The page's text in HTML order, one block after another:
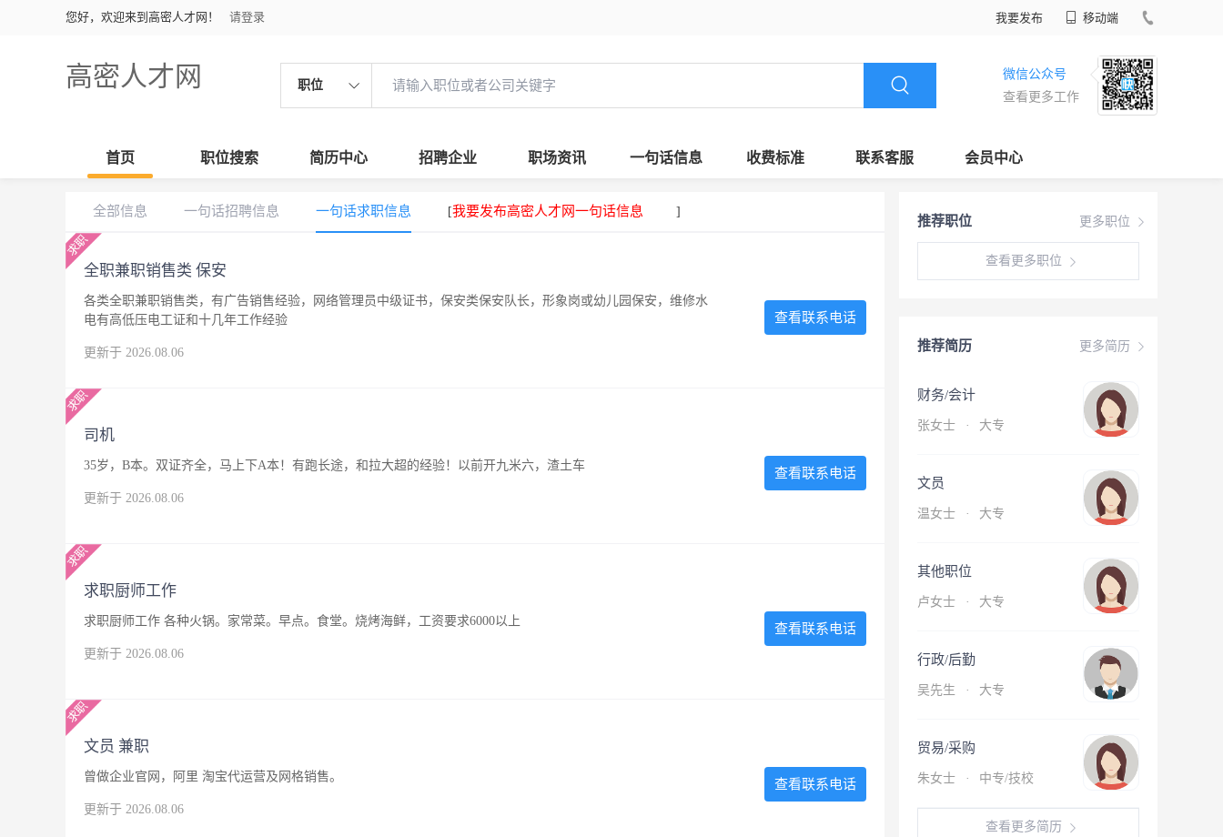
您好，欢迎来到高密人才网！ 请登录 我要发布 移动端
高密人才网 职位
微信公众号
查看更多工作
首页 职位搜索 简历中心 招聘企业 职场资讯 一句话信息 收费标准 联系客服 会员中心
更多职位
推荐职位
查看更多职位
更多简历
推荐简历
财务/会计
张女士 · 大专
文员
温女士 · 大专
其他职位
卢女士 · 大专
行政/后勤
吴先生 · 大专
贸易/采购
朱女士 · 中专/技校
查看更多简历
全部信息 一句话招聘信息 一句话求职信息 [我要发布高密人才网一句话信息 ]
全职兼职销售类 保安
各类全职兼职销售类，有广告销售经验，网络管理员中级证书，保安类保安队长，形象岗或幼儿园保安，维修水
电有高低压电工证和十几年工作经验
更新于 2026.08.06
查看联系电话
司机
35岁，B本。双证齐全，马上下A本！有跑长途，和拉大超的经验！以前开九米六，渣土车
更新于 2026.08.06
查看联系电话
求职厨师工作
求职厨师工作 各种火锅。家常菜。早点。食堂。烧烤海鲜，工资要求6000以上
更新于 2026.08.06
查看联系电话
文员 兼职
曾做企业官网，阿里 淘宝代运营及网格销售。
更新于 2026.08.06
查看联系电话